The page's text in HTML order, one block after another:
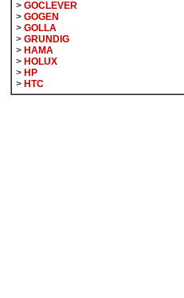
> GOCLEVER
> GOGEN
> GOLLA
> GRUNDIG
> HAMA
> HOLUX
> HP
> HTC